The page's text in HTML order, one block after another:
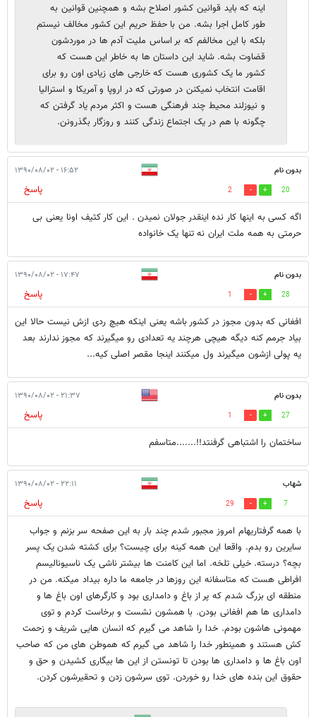
اینه که باید قوانین کشور اصلاح بشه و همچنین قوانین به
طور کامل اجرا بشه. من با حفظ حریم این کشور مخالف نیستم
بلکه با این مخالفم که بر اساس ملیت آدم ها در موردشون
قضاوت بشه. شاید این داستان ها به خاطر این هست که
کشور ما یک کشوری هست که خارجی های زیادی اون رو برای
اقامت انتخاب نمیکنن در صورتی که در اروپا و آمریکا و استرالیا
و نیوزلند محیط چند فرهنگی هست و اکثر مردم یاد گرفتن که
چگونه با هم در یک اجتماع زندگی کنند و روزگار بگذرونن.
بدون نام ۱۶:۵۲ - ۱۳۹۰/۰۸/۰۲
20
2
پاسخ
اگه کسی به اینها کار نده اینقدر جولان نمیدن . این کار کثیف اونا یعنی بی
حرمتی به همه ملت ایران نه تنها یک خانواده
بدون نام ۱۷:۴۷ - ۱۳۹۰/۰۸/۰۲
28
1
پاسخ
افغانی که بدون مجوز در کشور باشه یعنی اینکه هیچ ردی ازش نیست حالا این
بیاد جرمم کنه دیگه هیچی هرچند یه تعدادی رو میگیرند که مجوز ندارند بعد
یه پولی ازشون میگیرند ول میکنند اینجا مقصر اصلی کیه...
بدون نام ۲۱:۳۷ - ۱۳۹۰/۰۸/۰۲
27
1
پاسخ
ساختمان را اشتباهی گرفنتد!!.......متاسفم
شهاب ۲۲:۱۱ - ۱۳۹۰/۰۸/۰۲
7
29
پاسخ
با همه گرفتاریهام امروز مجبور شدم چند بار به این صفحه سر بزنم و جواب
سایرین رو بدم. واقعا این همه کینه برای چیست؟ برای کشته شدن یک پسر
بچه؟ درسته. خیلی تلخه. اما این کامنت ها بیشتر ناشی یک ناسیونالیسم
افراطی هست که متاسفانه این روزها در جامعه ما داره بیداد میکنه. من در
منطقه ای بزرگ شدم که پر از باغ و دامداری بود و کارگرهای اون باغ ها و
دامداری ها هم افغانی بودن. با همشون نشست و برخاست کردم و توی
مهمونی هاشون بودم. خدا را شاهد می گیرم که انسان هایی شریف و زحمت
کش هستند و همینطور خدا را شاهد می گیرم که هموطن های من که صاحب
اون باغ ها و دامداری ها بودن تا تونستن از این ها بیگاری کشیدن و حق و
حقوق این بنده های خدا رو خوردن. توی سرشون زدن و تحقیرشون کردن.